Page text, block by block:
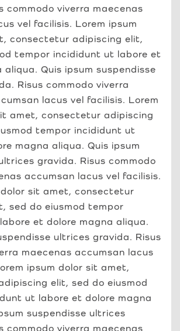
commodo viverra maecenas
vel facilisis. Lorem ipsum
consectetur adipiscing elit,
tempor incididunt ut labore et
aliqua. Quis ipsum suspendisse
Risus commodo viverra
lacus vel facilisis. Lorem
amet, consectetur adipiscing
tempor incididunt ut
magna aliqua. Quis ipsum
gravida. Risus commodo
accumsan lacus vel facilisis.
dolor sit amet, consectetur
sed do eiusmod tempor
et dolore magna aliqua.
ultrices gravida. Risus
maecenas accumsan lacus
ipsum dolor sit amet,
elit, sed do eiusmod
ut labore et dolore magna
suspendisse ultrices
commodo viverra maecenas